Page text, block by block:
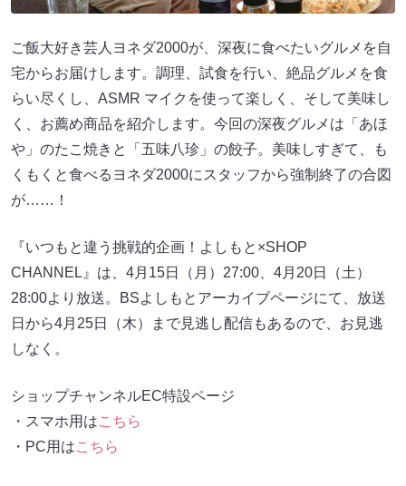
ご飯大好き芸人ヨネダ2000が、深夜に食べたいグルメを自
宅からお届けします。調理、試食を行い、絶品グルメを食
らい尽くし、ASMR マイクを使って楽しく、そして美味し
く、お薦め商品を紹介します。今回の深夜グルメは「あほ
や」のたこ焼きと「五味八珍」の餃子。美味しすぎて、も
くもくと食べるヨネダ2000にスタッフから強制終了の合図
が……！
『いつもと違う挑戦的企画！よしもと×SHOP
CHANNEL』は、4月15日（月）27:00、4月20日（土）
28:00より放送。BSよしもとアーカイブページにて、放送
日から4月25日（木）まで見逃し配信もあるので、お見逃
しなく。
ショップチャンネルEC特設ページ
・スマホ用はこちら
・PC用はこちら